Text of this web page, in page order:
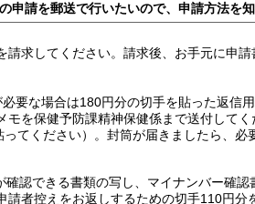
請を郵送で行いたいので、申請方法を知
求してください。請求後、お手元に申
要な場合は180円分の切手を貼った返信
を保健予防課精神保健係まで送付して
てください）。封筒が届きましたら、必
認できる書類の写し、マイナンバー確
者控えをお返しするための切手110円